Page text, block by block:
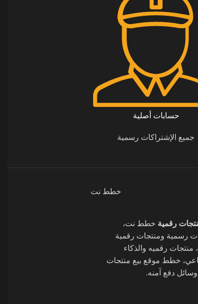
حسابات أصلية
جميع الإشتراكات رسمية
خطط نت
رقمية خطط نت،
رسمية ومنتجات رقمية
منتجات رقميه والذكاء
خطط موقع بيع منتجات
دفع آمنه.